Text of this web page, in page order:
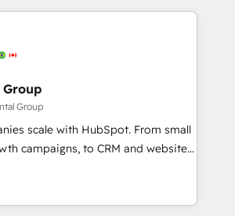
with clients just like you Let’s
S2 is the partner you’ve been
Trust us to
10+ years of HubSpot experience
2023 🌟5 HubSpot Accreditations 🌟
Challenge 2021 🌟INBOUND’19
the full
HubSpot CRM. ✔️A team of
✔️Flexible pricing models —
one Dedicated HubSpot
Group
scale with HubSpot. From small
campaigns, to CRM and websites.
experienced in every inch of
to work hand-in-hand with your
the complex and build a better